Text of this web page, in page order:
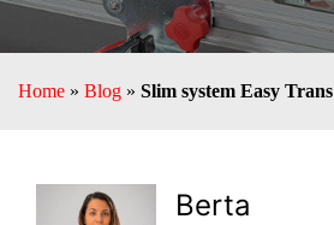
IDEAS Y PROYECTOS
HERRAMIENTAS RUBI
Home » Blog » Slim system Easy Trans
Berta